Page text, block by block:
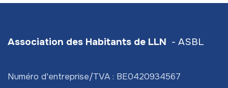
Association des Habitants de LLN - ASBL
Numéro d'entreprise/TVA : BE0420934567